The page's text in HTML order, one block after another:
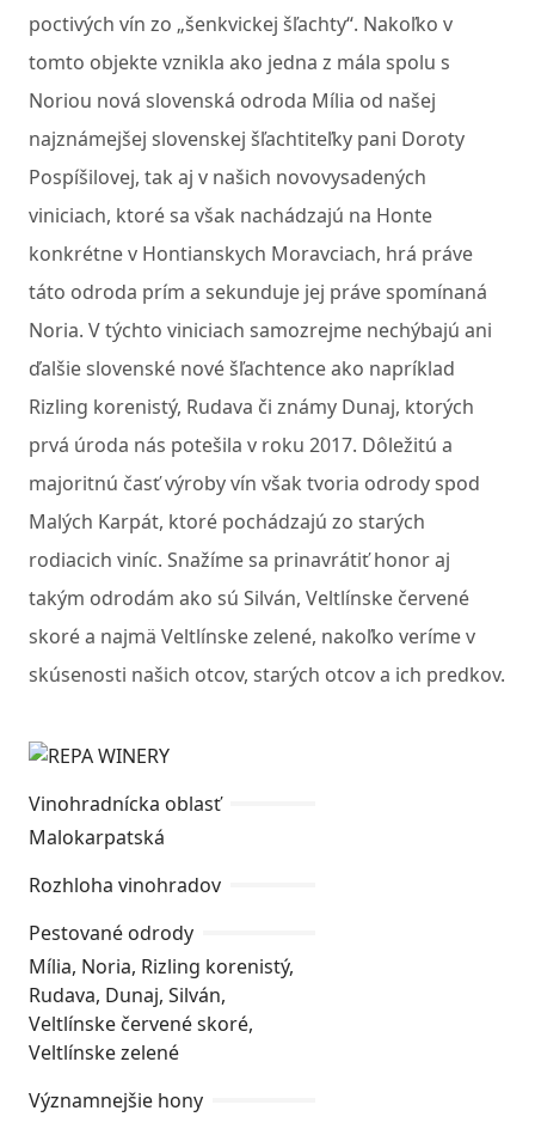
poctivých vín zo „šenkvickej šľachty“. Nakoľko v
tomto objekte vznikla ako jedna z mála spolu s
Noriou nová slovenská odroda Mília od našej
najznámejšej slovenskej šľachtiteľky pani Doroty
Pospíšilovej, tak aj v našich novovysadených
viniciach, ktoré sa však nachádzajú na Honte
konkrétne v Hontianskych Moravciach, hrá práve
táto odroda prím a sekunduje jej práve spomínaná
Noria. V týchto viniciach samozrejme nechýbajú ani
ďalšie slovenské nové šľachtence ako napríklad
Rizling korenistý, Rudava či známy Dunaj, ktorých
prvá úroda nás potešila v roku 2017. Dôležitú a
majoritnú časť výroby vín však tvoria odrody spod
Malých Karpát, ktoré pochádzajú zo starých
rodiacich viníc. Snažíme sa prinavrátiť honor aj
takým odrodám ako sú Silván, Veltlínske červené
skoré a najmä Veltlínske zelené, nakoľko veríme v
skúsenosti našich otcov, starých otcov a ich predkov.
Vinohradnícka oblasť
Malokarpatská
Rozhloha vinohradov
Pestované odrody
Mília, Noria, Rizling korenistý,
Rudava, Dunaj, Silván,
Veltlínske červené skoré,
Veltlínske zelené
Významnejšie hony